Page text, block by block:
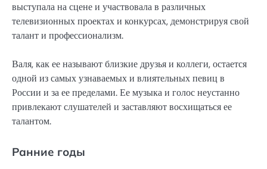
выступала на сцене и участвовала в различных
телевизионных проектах и конкурсах, демонстрируя свой
талант и профессионализм.
Валя, как ее называют близкие друзья и коллеги, остается
одной из самых узнаваемых и влиятельных певиц в
России и за ее пределами. Ее музыка и голос неустанно
привлекают слушателей и заставляют восхищаться ее
талантом.
Ранние годы